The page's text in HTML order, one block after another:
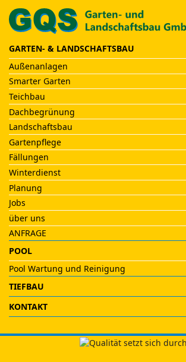
GARTEN- & LANDSCHAFTSBAU
Außenanlagen
Smarter Garten
Teichbau
Dachbegrünung
Landschaftsbau
Gartenpflege
Fällungen
Winterdienst
Planung
Jobs
über uns
ANFRAGE
POOL
Pool Wartung und Reinigung
TIEFBAU
KONTAKT